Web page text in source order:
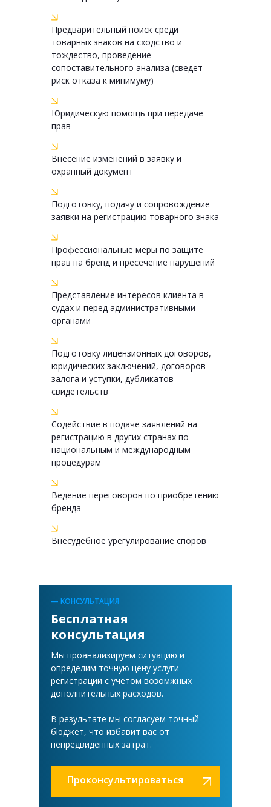
Предварительный поиск среди
товарных знаков на сходство и
тождество, проведение
сопоставительного анализа (сведёт
риск отказа к минимуму)
Юридическую помощь при передаче
прав
Внесение изменений в заявку и
охранный документ
Подготовку, подачу и сопровождение
заявки на регистрацию товарного знака
Профессиональные меры по защите
прав на бренд и пресечение нарушений
Представление интересов клиента в
судах и перед административными
органами
Подготовку лицензионных договоров,
юридических заключений, договоров
залога и уступки, дубликатов
свидетельств
Содействие в подаче заявлений на
регистрацию в других странах по
национальным и международным
процедурам
Ведение переговоров по приобретению
бренда
Внесудебное урегулирование споров
— КОНСУЛЬТАЦИЯ
Бесплатная
консультация
Мы проанализируем ситуацию и
определим точную цену услуги
регистрации с учетом возомжных
дополнительных расходов.
В результате мы согласуем точный
бюджет, что избавит вас от
непредвиденных затрат.
Проконсультироваться